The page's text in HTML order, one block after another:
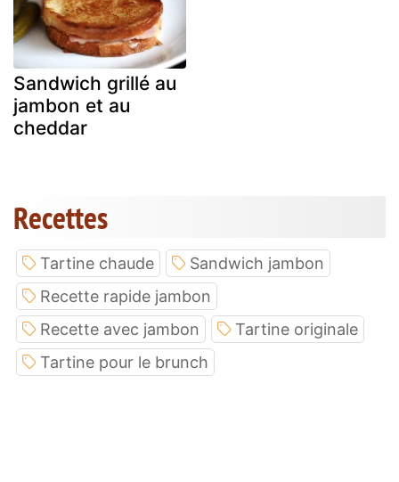
Sandwich grillé au
jambon et au
cheddar
Recettes
Tartine chaude
Sandwich jambon
Recette rapide jambon
Recette avec jambon
Tartine originale
Tartine pour le brunch